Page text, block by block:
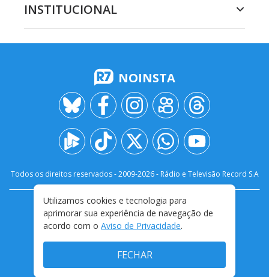
INSTITUCIONAL
NOINSTA
Todos os direitos reservados - 2009-2026- Rádio e Televisão Record S.A
FALE CONOSCO
PRIVACIDADE
TERMOS E CONDIÇÕES DE USO
Utilizamos cookies e tecnologia para
aprimorar sua experiência de navegação de
acordo com o Aviso de Privacidade.
FECHAR